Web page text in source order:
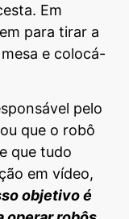
Em
para tirar a
e colocá-
pelo
que o robô
que tudo
em vídeo,
objetivo é